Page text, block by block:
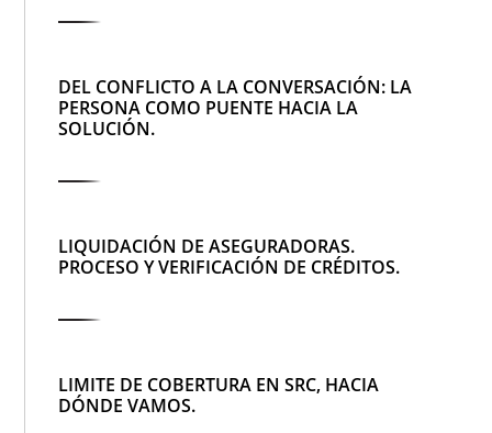
DEL CONFLICTO A LA CONVERSACIÓN: LA
PERSONA COMO PUENTE HACIA LA
SOLUCIÓN.
LIQUIDACIÓN DE ASEGURADORAS.
PROCESO Y VERIFICACIÓN DE CRÉDITOS.
LIMITE DE COBERTURA EN SRC, HACIA
DÓNDE VAMOS.